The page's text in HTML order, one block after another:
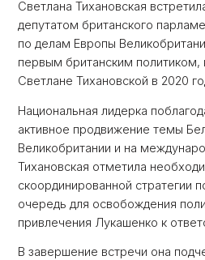
Светлана Тихановская
депутатом британского
по делам Европы
первым британским политиком,
Светлане Тихановской в ​​2020
Национальная лидерка
активное продвижение темы
Великобритании и на
Тихановская отметила
скоординированной стратегии
очередь для освобождения
привлечения Лукашенко к
В завершение встречи она